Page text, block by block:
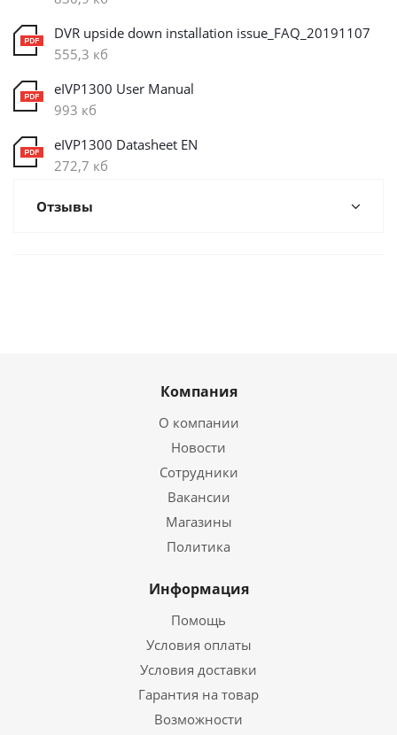
DVR upside down installation issue_FAQ_20191107
555,3 кб
eIVP1300 User Manual
993 кб
eIVP1300 Datasheet EN
272,7 кб
Отзывы
Компания
О компании
Новости
Сотрудники
Вакансии
Магазины
Политика
Информация
Помощь
Условия оплаты
Условия доставки
Гарантия на товар
Возможности